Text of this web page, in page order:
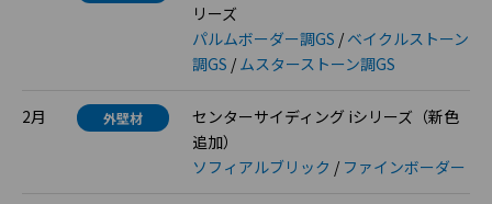
リーズ
パルムボーダー調GS / ベイクルストーン
調GS / ムスターストーン調GS
2月 外壁材
センターサイディング iシリーズ（新色
追加）
ソフィアルブリック / ファインボーダー